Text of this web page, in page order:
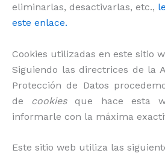
eliminarlas, desactivarlas, etc.,
este enlace.
Cookies utilizadas en este sitio
Siguiendo las directrices de la
Protección de Datos
de cookiesque hace esta
informarle con la máxima
Este sitio web utiliza las